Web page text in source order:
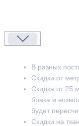
В разных
Скидки от
Скидка от 25
брака и
будет
Скидки на